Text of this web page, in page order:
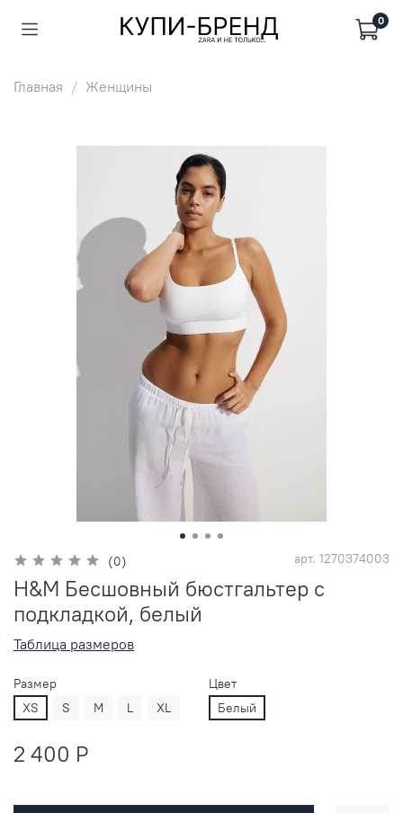
0
Главная Женщины
(0) арт. 1270374003
H&M Бесшовный бюстгальтер с
подкладкой, белый
Таблица размеров
Размер
XS
S M L XL
Цвет
Белый
2 400 P